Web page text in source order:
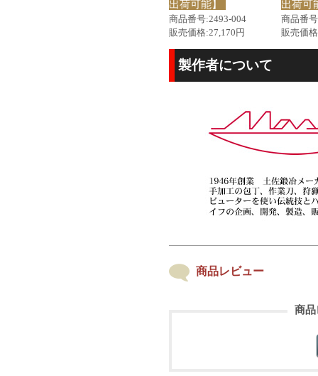
出荷可能】
商品番号:2493-004
販売価格:27,170円
出荷可
商品番
販売価
製作者について
商品レビュー
商品